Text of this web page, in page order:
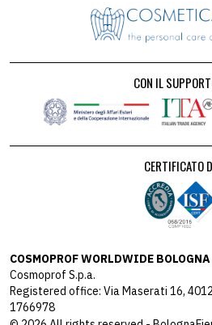
CON IL
CERTIFICATO
COSMOPROF WORLDWIDE BOLOGNA
Cosmoprof S.p.a.
Registered office: Via Maserati 16,
1766978